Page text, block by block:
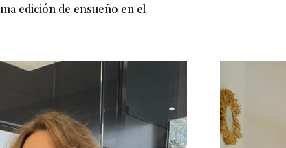
edición de ensueño en el